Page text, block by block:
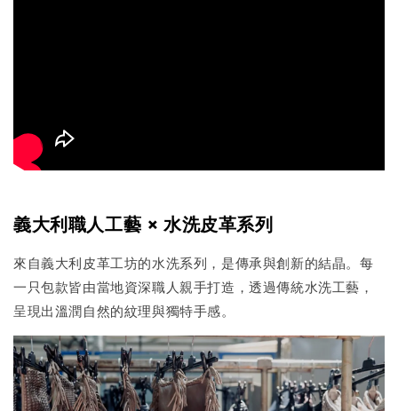
義大利職人工藝 × 水洗皮革系列
來自義大利皮革工坊的水洗系列，是傳承與創新的結晶。每
一只包款皆由當地資深職人親手打造，透過傳統水洗工藝，
呈現出溫潤自然的紋理與獨特手感。